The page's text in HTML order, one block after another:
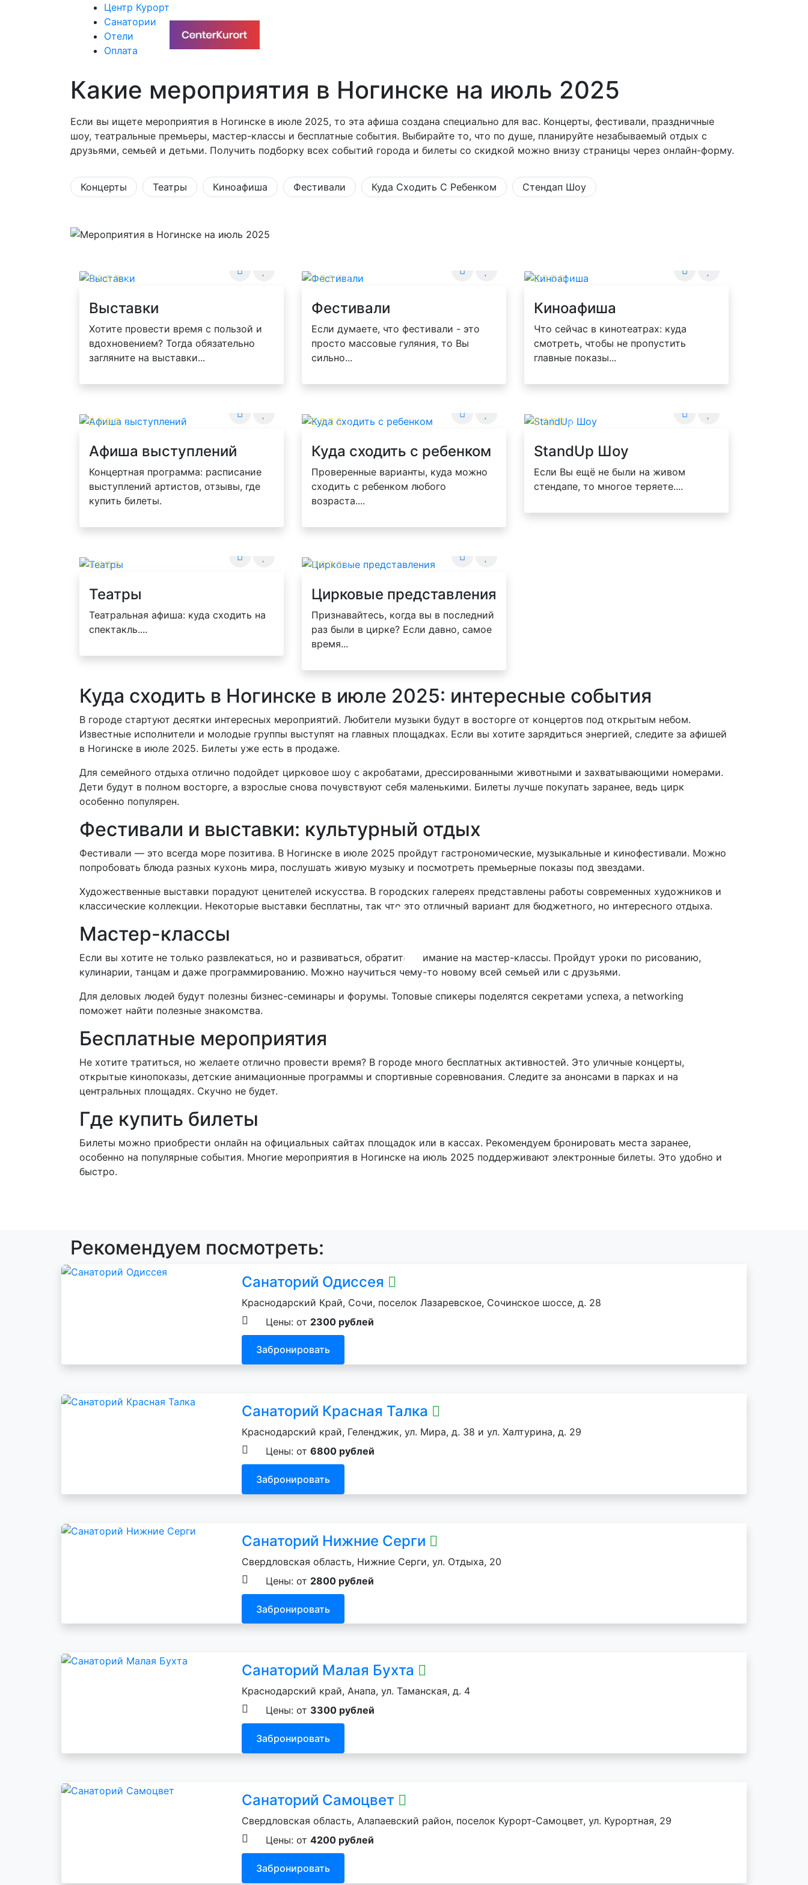
Центр Курорт
Санатории
Отели
Оплата
Какие мероприятия в Ногинске на июль 2025
Если вы ищете мероприятия в Ногинске в июле 2025, то эта афиша создана специально для вас. Концерты, фестивали, праздничные
шоу, театральные премьеры, мастер-классы и бесплатные события. Выбирайте то, что по душе, планируйте незабываемый отдых с
друзьями, семьей и детьми. Получить подборку всех событий города и билеты со скидкой можно внизу страницы через онлайн-форму.
Концерты Театры Киноафиша Фестивали Куда Сходить С Ребенком Стендап Шоу
Выставки
Хотите провести время с пользой и
вдохновением? Тогда обязательно
загляните на выставки...
Фестивали
Если думаете, что фестивали - это
просто массовые гуляния, то Вы
сильно...
Киноафиша
Что сейчас в кинотеатрах: куда
смотреть, чтобы не пропустить
главные показы...
Афиша выступлений
Концертная программа: расписание
выступлений артистов, отзывы, где
купить билеты.
Куда сходить с ребенком
Проверенные варианты, куда можно
сходить с ребенком любого
возраста....
StandUp Шоу
Если Вы ещё не были на живом
стендапе, то многое теряете....
Театры
Театральная афиша: куда сходить на
спектакль....
Цирковые представления
Признавайтесь, когда вы в последний
раз были в цирке? Если давно, самое
время...
Куда сходить в Ногинске в июле 2025: интересные события
В городе стартуют десятки интересных мероприятий. Любители музыки будут в восторге от концертов под открытым небом.
Известные исполнители и молодые группы выступят на главных площадках. Если вы хотите зарядиться энергией, следите за афишей
в Ногинске в июле 2025. Билеты уже есть в продаже.
Для семейного отдыха отлично подойдет цирковое шоу с акробатами, дрессированными животными и захватывающими номерами.
Дети будут в полном восторге, а взрослые снова почувствуют себя маленькими. Билеты лучше покупать заранее, ведь цирк
особенно популярен.
Фестивали и выставки: культурный отдых
Фестивали — это всегда море позитива. В Ногинске в июле 2025 пройдут гастрономические, музыкальные и кинофестивали. Можно
попробовать блюда разных кухонь мира, послушать живую музыку и посмотреть премьерные показы под звездами.
Художественные выставки порадуют ценителей искусства. В городских галереях представлены работы современных художников и
классические коллекции. Некоторые выставки бесплатны, так что это отличный вариант для бюджетного, но интересного отдыха.
Мастер-классы
Если вы хотите не только развлекаться, но и развиваться, обратите внимание на мастер-классы. Пройдут уроки по рисованию,
кулинарии, танцам и даже программированию. Можно научиться чему-то новому всей семьей или с друзьями.
Для деловых людей будут полезны бизнес-семинары и форумы. Топовые спикеры поделятся секретами успеха, а networking
поможет найти полезные знакомства.
Бесплатные мероприятия
Не хотите тратиться, но желаете отлично провести время? В городе много бесплатных активностей. Это уличные концерты,
открытые кинопоказы, детские анимационные программы и спортивные соревнования. Следите за анонсами в парках и на
центральных площадях. Скучно не будет.
Где купить билеты
Билеты можно приобрести онлайн на официальных сайтах площадок или в кассах. Рекомендуем бронировать места заранее,
особенно на популярные события. Многие мероприятия в Ногинске на июль 2025 поддерживают электронные билеты. Это удобно и
быстро.
Рекомендуем посмотреть:
Санаторий Одиссея
Краснодарский Край, Сочи, поселок Лазаревское, Сочинское шоссе, д. 28
Цены: от 2300 рублей
Забронировать
Санаторий Красная Талка
Краснодарский край, Геленджик, ул. Мира, д. 38 и ул. Халтурина, д. 29
Цены: от 6800 рублей
Забронировать
Санаторий Нижние Серги
Свердловская область, Нижние Серги, ул. Отдыха, 20
Цены: от 2800 рублей
Забронировать
Санаторий Малая Бухта
Краснодарский край, Анапа, ул. Таманская, д. 4
Цены: от 3300 рублей
Забронировать
Санаторий Самоцвет
Свердловская область, Алапаевский район, поселок Курорт‑Самоцвет, ул. Курортная, 29
Цены: от 4200 рублей
Забронировать